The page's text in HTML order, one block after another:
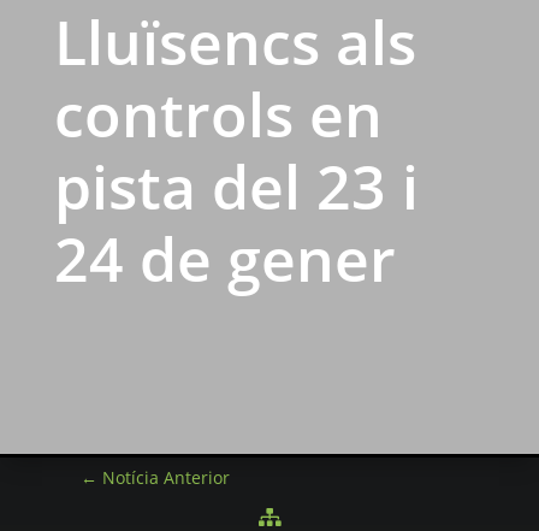
Lluïsencs als
controls en
pista del 23 i
24 de gener
← Notícia Anterior
